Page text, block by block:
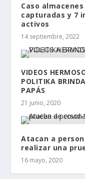
Caso
capturadas y 7
activos
14 septiembre, 2022
VIDEOS
POLITIKA
PAPÁS
21 junio, 2020
Atacan a
realizar una
16 mayo, 2020